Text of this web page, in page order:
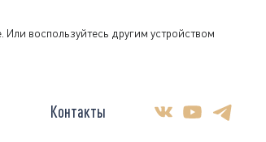
воспользуйтесь другим устройством
Контакты